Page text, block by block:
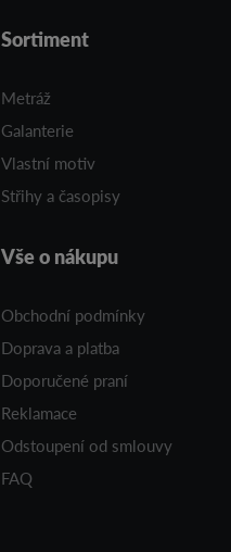
Sortiment
Metráž
Galanterie
Vlastní motiv
Střihy a časopisy
Vše o nákupu
Obchodní podmínky
Doprava a platba
Doporučené praní
Reklamace
Odstoupení od smlouvy
FAQ